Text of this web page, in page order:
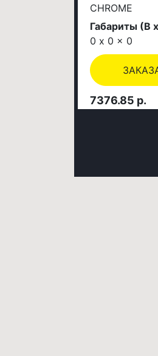
CHROME
Габариты (В
0 x 0 x 0
7376.85 р.